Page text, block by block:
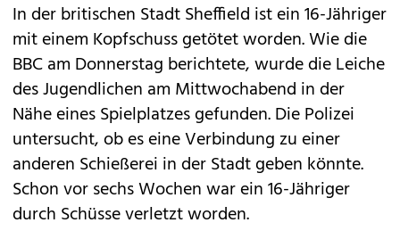
In der britischen Stadt Sheffield ist ein 16-Jähriger
mit einem Kopfschuss getötet worden. Wie die
BBC am Donnerstag berichtete, wurde die Leiche
des Jugendlichen am Mittwochabend in der
Nähe eines Spielplatzes gefunden. Die Polizei
untersucht, ob es eine Verbindung zu einer
anderen Schießerei in der Stadt geben könnte.
Schon vor sechs Wochen war ein 16-Jähriger
durch Schüsse verletzt worden.